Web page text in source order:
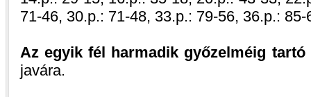
71-46, 30.p.: 71-48, 33.p.: 79-56, 36.p.:
Az egyik fél harmadik győzelméig tartó
javára.